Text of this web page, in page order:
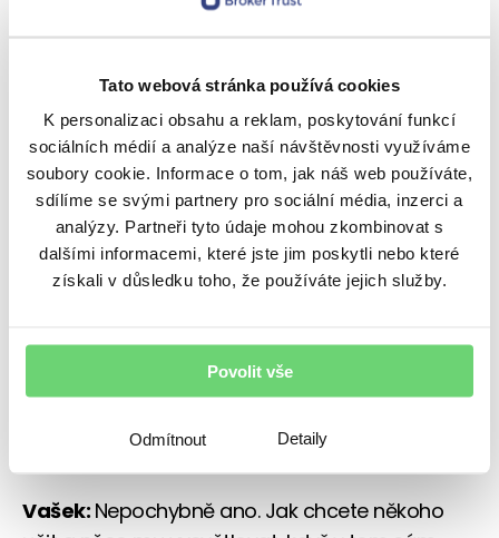
Detaily
Tato webová stránka používá cookies
K personalizaci obsahu a reklam, poskytování funkcí
sociálních médií a analýze naší návštěvnosti využíváme
soubory cookie. Informace o tom, jak náš web používáte,
sdílíme se svými partnery pro sociální média, inzerci a
analýzy. Partneři tyto údaje mohou zkombinovat s
dalšími informacemi, které jste jim poskytli nebo které
získali v důsledku toho, že používáte jejich služby.
Povolit vše
Odmítnout
těžce vydělané peníze. Pracoval jsem
s takovými lidmi v brněnské pobočce Fio banky
a věřte, že to je pole neorané. Velké peníze
a nulové znalosti, to je nejhorší kombinace.
Měl by být finanční poradce zároveň
investor?
Jirka:Jednoznačně ano. Protože pokud si sám
se svými penězi nezažiju emoce, které cítí klient,
klientské emoce a poradce nemůže být dobrým
koučem. Nehledě na to, pokud klient vidí, že když
mám stejné produkty, tak o tom jen
Vašek:Nepochybně ano. Jak chcete někoho